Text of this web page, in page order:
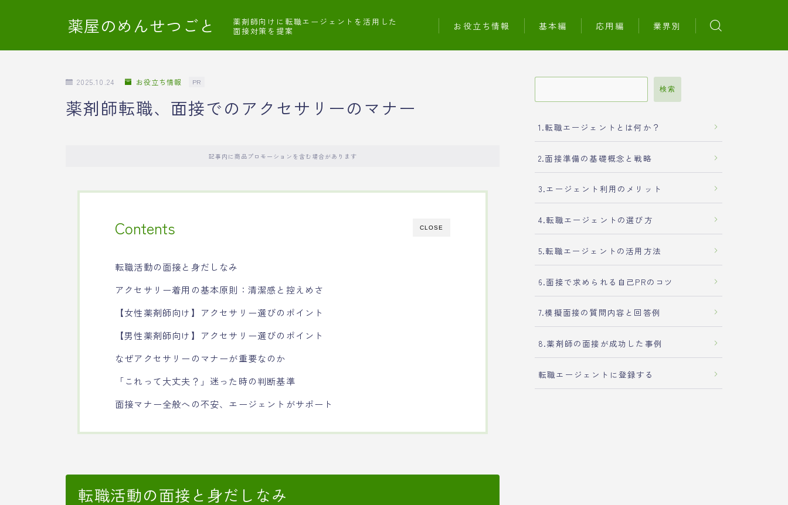
薬屋のめんせつごと
薬剤師向けに転職エージェントを活用した
面接対策を提案
お役立ち情報 基本編 応用編 業界別
2025.10.24 お役立ち情報 PR
薬剤師転職、面接でのアクセサリーのマナー
記事内に商品プロモーションを含む場合があります
CLOSE
Contents
転職活動の面接と身だしなみ
アクセサリー着用の基本原則：清潔感と控えめさ
【女性薬剤師向け】アクセサリー選びのポイント
【男性薬剤師向け】アクセサリー選びのポイント
なぜアクセサリーのマナーが重要なのか
「これって大丈夫？」迷った時の判断基準
面接マナー全般への不安、エージェントがサポート
転職活動の面接と身だしなみ
検索
1.転職エージェントとは何か？
2.面接準備の基礎概念と戦略
3.エージェント利用のメリット
4.転職エージェントの選び方
5.転職エージェントの活用方法
6.面接で求められる自己PRのコツ
7.模擬面接の質問内容と回答例
8.薬剤師の面接が成功した事例
転職エージェントに登録する